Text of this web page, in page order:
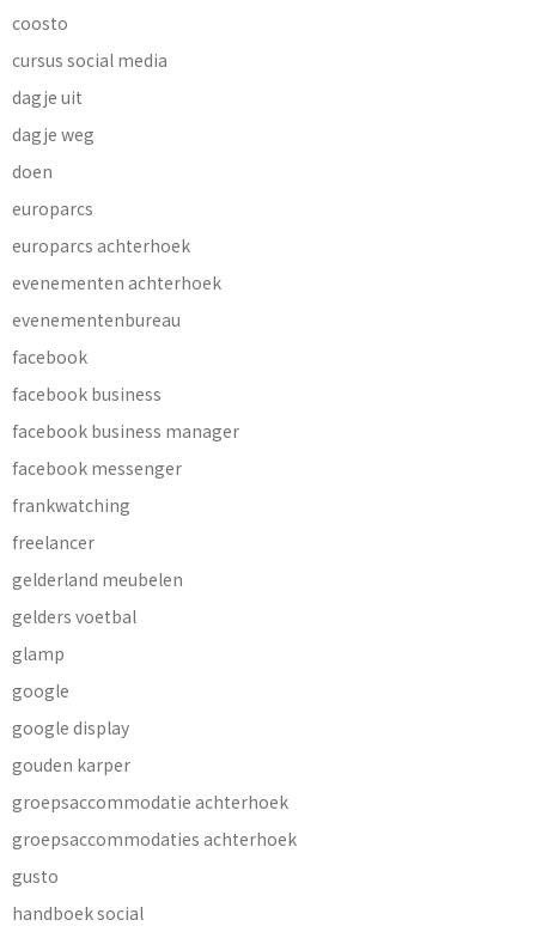
coosto
cursus social media
dagje uit
dagje weg
doen
europarcs
europarcs achterhoek
evenementen achterhoek
evenementenbureau
facebook
facebook business
facebook business manager
facebook messenger
frankwatching
freelancer
gelderland meubelen
gelders voetbal
glamp
google
google display
gouden karper
groepsaccommodatie achterhoek
groepsaccommodaties achterhoek
gusto
handboek social